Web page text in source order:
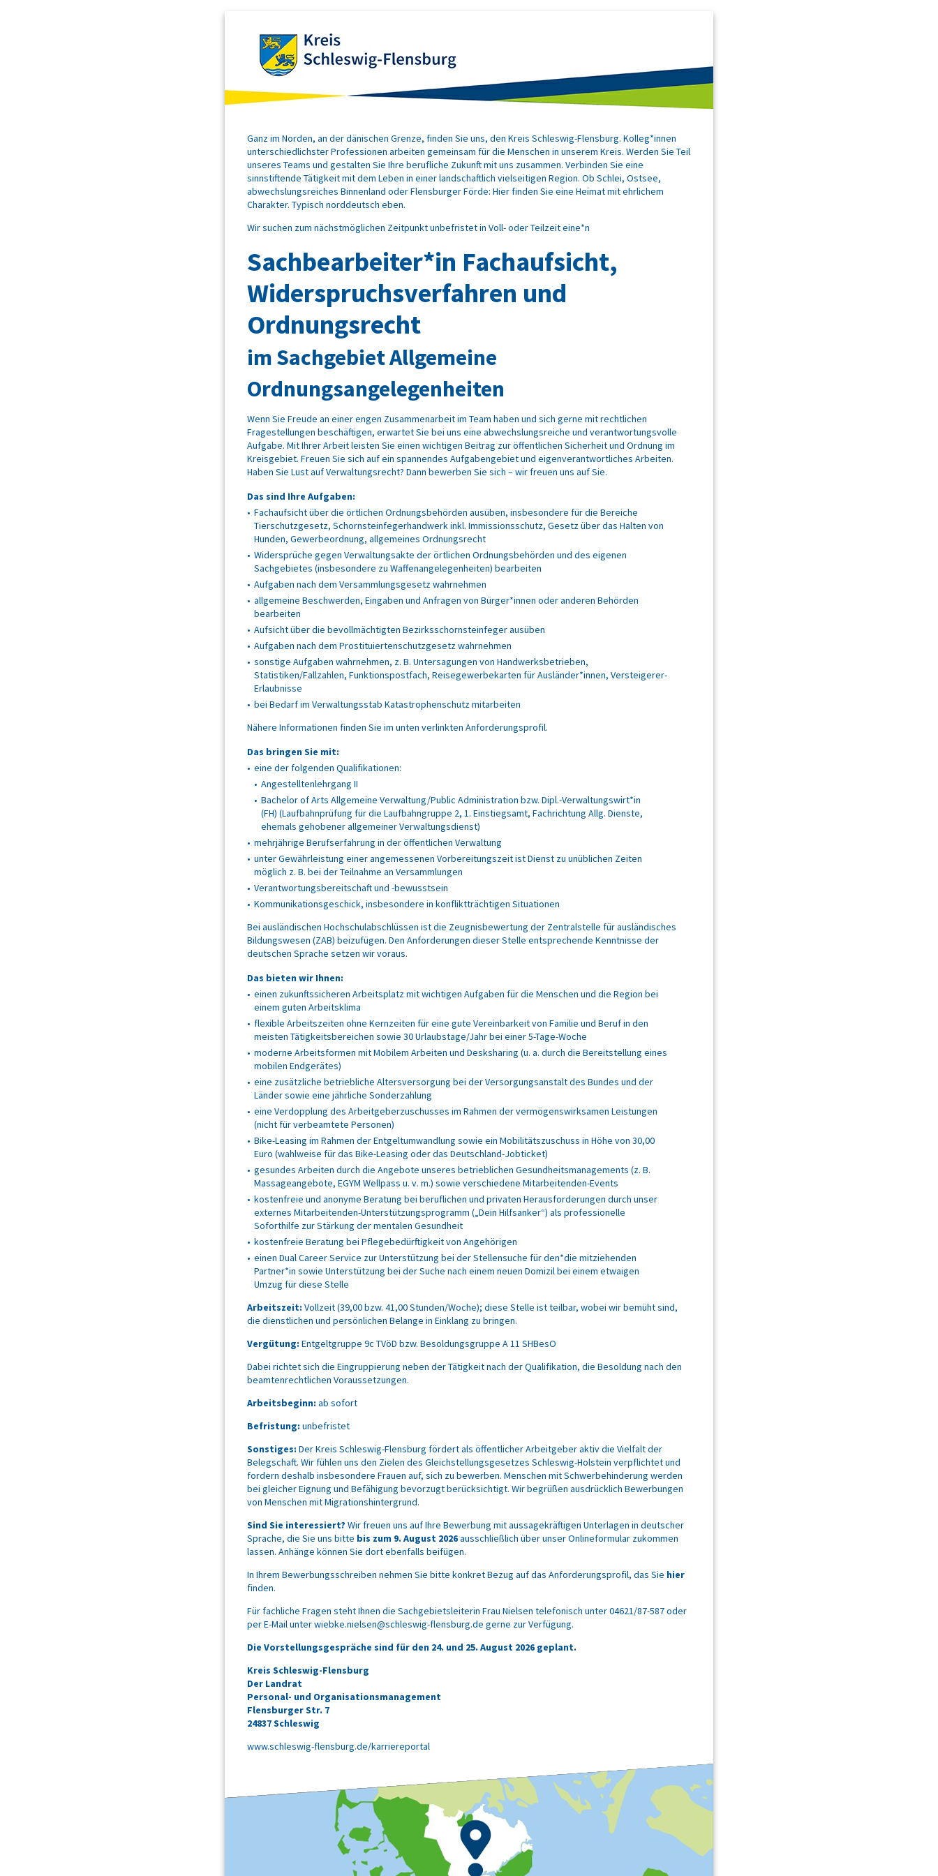
Ganz im Norden, an der dänischen Grenze, finden Sie uns, den Kreis Schleswig-Flensburg. Kolleg*innen
unterschiedlichster Professionen arbeiten gemeinsam für die Menschen in unserem Kreis. Werden Sie Teil
unseres Teams und gestalten Sie Ihre berufliche Zukunft mit uns zusammen. Verbinden Sie eine
sinnstiftende Tätigkeit mit dem Leben in einer landschaftlich vielseitigen Region. Ob Schlei, Ostsee,
abwechslungsreiches Binnenland oder Flensburger Förde: Hier finden Sie eine Heimat mit ehrlichem
Charakter. Typisch norddeutsch eben.
Wir suchen zum nächstmöglichen Zeitpunkt unbefristet in Voll- oder Teilzeit eine*n
Sachbearbeiter*in Fachaufsicht,
Widerspruchsverfahren und
Ordnungsrecht
im Sachgebiet Allgemeine
Ordnungsangelegenheiten
Wenn Sie Freude an einer engen Zusammenarbeit im Team haben und sich gerne mit rechtlichen
Fragestellungen beschäftigen, erwartet Sie bei uns eine abwechslungsreiche und verantwortungsvolle
Aufgabe. Mit Ihrer Arbeit leisten Sie einen wichtigen Beitrag zur öffentlichen Sicherheit und Ordnung im
Kreisgebiet. Freuen Sie sich auf ein spannendes Aufgabengebiet und eigenverantwortliches Arbeiten.
Haben Sie Lust auf Verwaltungsrecht? Dann bewerben Sie sich – wir freuen uns auf Sie.
Das sind Ihre Aufgaben:
Fachaufsicht über die örtlichen Ordnungsbehörden ausüben, insbesondere für die Bereiche
Tierschutzgesetz, Schornsteinfegerhandwerk inkl. Immissionsschutz, Gesetz über das Halten von
Hunden, Gewerbeordnung, allgemeines Ordnungsrecht
Widersprüche gegen Verwaltungsakte der örtlichen Ordnungsbehörden und des eigenen
Sachgebietes (insbesondere zu Waffenangelegenheiten) bearbeiten
Aufgaben nach dem Versammlungsgesetz wahrnehmen
allgemeine Beschwerden, Eingaben und Anfragen von Bürger*innen oder anderen Behörden
bearbeiten
Aufsicht über die bevollmächtigten Bezirksschornsteinfeger ausüben
Aufgaben nach dem Prostituiertenschutzgesetz wahrnehmen
sonstige Aufgaben wahrnehmen, z. B. Untersagungen von Handwerksbetrieben,
Statistiken/Fallzahlen, Funktionspostfach, Reisegewerbekarten für Ausländer*innen, Versteigerer-
Erlaubnisse
bei Bedarf im Verwaltungsstab Katastrophenschutz mitarbeiten
Nähere Informationen finden Sie im unten verlinkten Anforderungsprofil.
Das bringen Sie mit:
eine der folgenden Qualifikationen:
Angestelltenlehrgang II
Bachelor of Arts Allgemeine Verwaltung/Public Administration bzw. Dipl.-Verwaltungswirt*in
(FH) (Laufbahnprüfung für die Laufbahngruppe 2, 1. Einstiegsamt, Fachrichtung Allg. Dienste,
ehemals gehobener allgemeiner Verwaltungsdienst)
mehrjährige Berufserfahrung in der öffentlichen Verwaltung
unter Gewährleistung einer angemessenen Vorbereitungszeit ist Dienst zu unüblichen Zeiten
möglich z. B. bei der Teilnahme an Versammlungen
Verantwortungsbereitschaft und -bewusstsein
Kommunikationsgeschick, insbesondere in konfliktträchtigen Situationen
Bei ausländischen Hochschulabschlüssen ist die Zeugnisbewertung der Zentralstelle für ausländisches
Bildungswesen (ZAB) beizufügen. Den Anforderungen dieser Stelle entsprechende Kenntnisse der
deutschen Sprache setzen wir voraus.
Das bieten wir Ihnen:
einen zukunftssicheren Arbeitsplatz mit wichtigen Aufgaben für die Menschen und die Region bei
einem guten Arbeitsklima
flexible Arbeitszeiten ohne Kernzeiten für eine gute Vereinbarkeit von Familie und Beruf in den
meisten Tätigkeitsbereichen sowie 30 Urlaubstage/Jahr bei einer 5-Tage-Woche
moderne Arbeitsformen mit Mobilem Arbeiten und Desksharing (u. a. durch die Bereitstellung eines
mobilen Endgerätes)
eine zusätzliche betriebliche Altersversorgung bei der Versorgungsanstalt des Bundes und der
Länder sowie eine jährliche Sonderzahlung
eine Verdopplung des Arbeitgeberzuschusses im Rahmen der vermögenswirksamen Leistungen
(nicht für verbeamtete Personen)
Bike-Leasing im Rahmen der Entgeltumwandlung sowie ein Mobilitätszuschuss in Höhe von 30,00
Euro (wahlweise für das Bike-Leasing oder das Deutschland-Jobticket)
gesundes Arbeiten durch die Angebote unseres betrieblichen Gesundheitsmanagements (z. B.
Massageangebote, EGYM Wellpass u. v. m.) sowie verschiedene Mitarbeitenden-Events
kostenfreie und anonyme Beratung bei beruflichen und privaten Herausforderungen durch unser
externes Mitarbeitenden-Unterstützungsprogramm („Dein Hilfsanker“) als professionelle
Soforthilfe zur Stärkung der mentalen Gesundheit
kostenfreie Beratung bei Pflegebedürftigkeit von Angehörigen
einen Dual Career Service zur Unterstützung bei der Stellensuche für den*die mitziehenden
Partner*in sowie Unterstützung bei der Suche nach einem neuen Domizil bei einem etwaigen
Umzug für diese Stelle
Arbeitszeit: Vollzeit (39,00 bzw. 41,00 Stunden/Woche); diese Stelle ist teilbar, wobei wir bemüht sind,
die dienstlichen und persönlichen Belange in Einklang zu bringen.
Vergütung: Entgeltgruppe 9c TVöD bzw. Besoldungsgruppe A 11 SHBesO
Dabei richtet sich die Eingruppierung neben der Tätigkeit nach der Qualifikation, die Besoldung nach den
beamtenrechtlichen Voraussetzungen.
Arbeitsbeginn: ab sofort
Befristung: unbefristet
Sonstiges: Der Kreis Schleswig-Flensburg fördert als öffentlicher Arbeitgeber aktiv die Vielfalt der
Belegschaft. Wir fühlen uns den Zielen des Gleichstellungsgesetzes Schleswig-Holstein verpflichtet und
fordern deshalb insbesondere Frauen auf, sich zu bewerben. Menschen mit Schwerbehinderung werden
bei gleicher Eignung und Befähigung bevorzugt berücksichtigt. Wir begrüßen ausdrücklich Bewerbungen
von Menschen mit Migrationshintergrund.
Sind Sie interessiert? Wir freuen uns auf Ihre Bewerbung mit aussagekräftigen Unterlagen in deutscher
Sprache, die Sie uns bitte bis zum 9. August 2026ausschließlich über unser Onlineformular zukommen
lassen. Anhänge können Sie dort ebenfalls beifügen.
In Ihrem Bewerbungsschreiben nehmen Sie bitte konkret Bezug auf das Anforderungsprofil, das Sie hier
finden.
Für fachliche Fragen steht Ihnen die Sachgebietsleiterin Frau Nielsen telefonisch unter 04621/87-587 oder
per E-Mail unter wiebke.nielsen@schleswig-flensburg.de gerne zur Verfügung.
Die Vorstellungsgespräche sind für den 24. und 25. August 2026 geplant.
Kreis Schleswig-Flensburg
Der Landrat
Personal- und Organisationsmanagement
Flensburger Str. 7
24837 Schleswig
www.schleswig-flensburg.de/karriereportal